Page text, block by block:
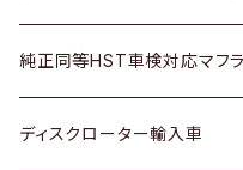
スバル
三菱
スバル
ダイハツ
マツダ
ダイハツ
マツダ
いすゞ
ダイハツ
スズキ
日産
ホンダ
スズキ
ホンダ
スズキ
純正同等HST車検対応マフ
トヨタ
ディスクローター輸入車